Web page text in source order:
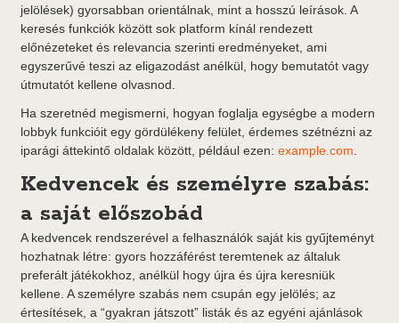
jelölések) gyorsabban orientálnak, mint a hosszú leírások. A
keresés funkciók között sok platform kínál rendezett
előnézeteket és relevancia szerinti eredményeket, ami
egyszerűvé teszi az eligazodást anélkül, hogy bemutatót vagy
útmutatót kellene olvasnod.
Ha szeretnéd megismerni, hogyan foglalja egységbe a modern
lobbyk funkcióit egy gördülékeny felület, érdemes szétnézni az
iparági áttekintő oldalak között, például ezen: example.com
Kedvencek és személyre szabás:
a saját előszobád
A kedvencek rendszerével a felhasználók saját kis gyűjteményt
hozhatnak létre: gyors hozzáférést teremtenek az általuk
preferált játékokhoz, anélkül hogy újra és újra keresniük
kellene. A személyre szabás nem csupán egy jelölés; az
értesítések, a “gyakran játszott” listák és az egyéni ajánlások